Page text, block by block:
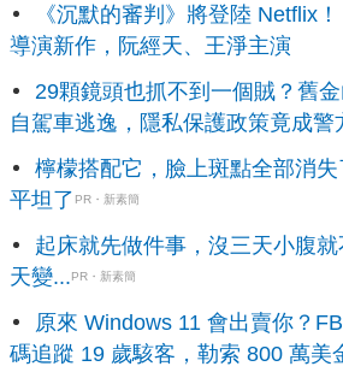
《沉默的審判》將登陸 Netflix！
導演新作，阮經天、王淨主演
29顆鏡頭也抓不到一個賊？舊
自駕車逃逸，隱私保護政策竟成警
檸檬搭配它，臉上斑點全部消
平坦了 PR・新素簡
起床就先做件事，沒三天小腹
天變...PR・新素簡
原來 Windows 11 會出賣你？
碼追蹤 19 歲駭客，勒索 800 萬美